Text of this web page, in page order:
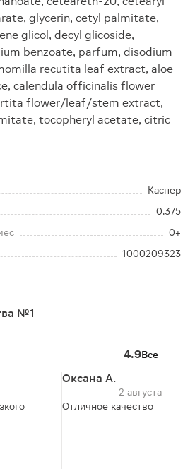
glycerin, cetyl palmitate,
glicol, decyl glicoside,
benzoate, parfum, disodium
recutita leaf extract, aloe
calendula officinalis flower
flower/leaf/stem extract,
tocopheryl acetate, citric
Каспер
0.375
0+
1000209323
№1
4.9Все
Оксана А.
2 августа
Отличное качество